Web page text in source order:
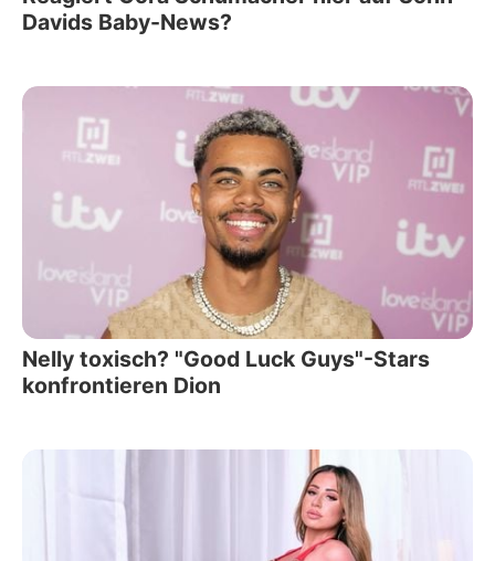
Davids Baby-News?
Nelly toxisch? "Good Luck Guys"-Stars
konfrontieren Dion